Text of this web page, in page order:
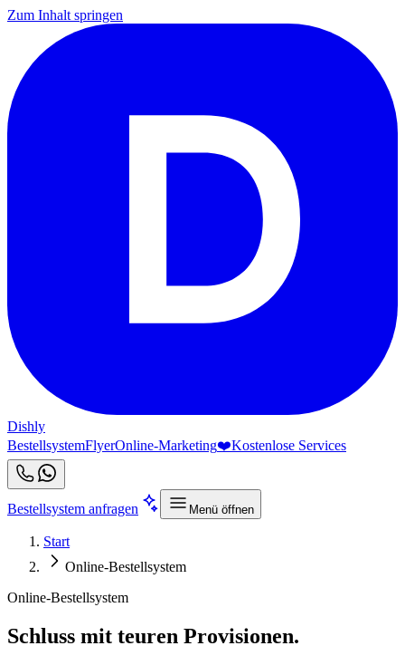
Zum Inhalt springen
Dishly
BestellsystemFlyerOnline-Marketing❤️Kostenlose Services
Bestellsystem anfragen Menü öffnen
Start
Online-Bestellsystem
Online-Bestellsystem
Schluss mit teuren Provisionen.